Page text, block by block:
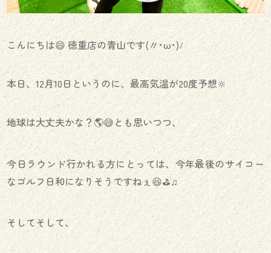
こんにちは😄 徳重店の青山です(〃･ω･)ﾉ
本日、12月10日というのに、最高気温が20度予想‪🔆‬
地球は大丈夫かな？🌎😅とも思いつつ、
今日ラウンド行かれる方にとっては、今年最後のサイコー
なゴルフ日和になりそうですねぇ😆⛳️♫
そしてそして、